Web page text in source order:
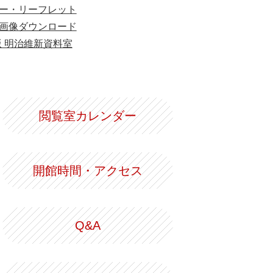
・リーフレット
像ダウンロード
明治維新資料室
閲覧室カレンダー
開館時間・アクセス
Q&A